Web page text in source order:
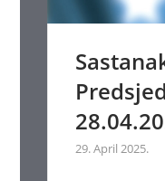
29. April 2025.